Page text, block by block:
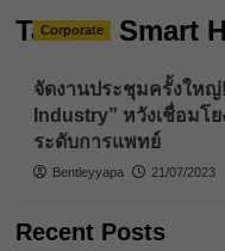
Taiwan Smart
Corporate
จัดงานประชุมครั้งใหญ่
Industry” หวังเชื่อมโ
ระดับการแพทย์
Bentleyyapa 21/07/2023
Recent Posts